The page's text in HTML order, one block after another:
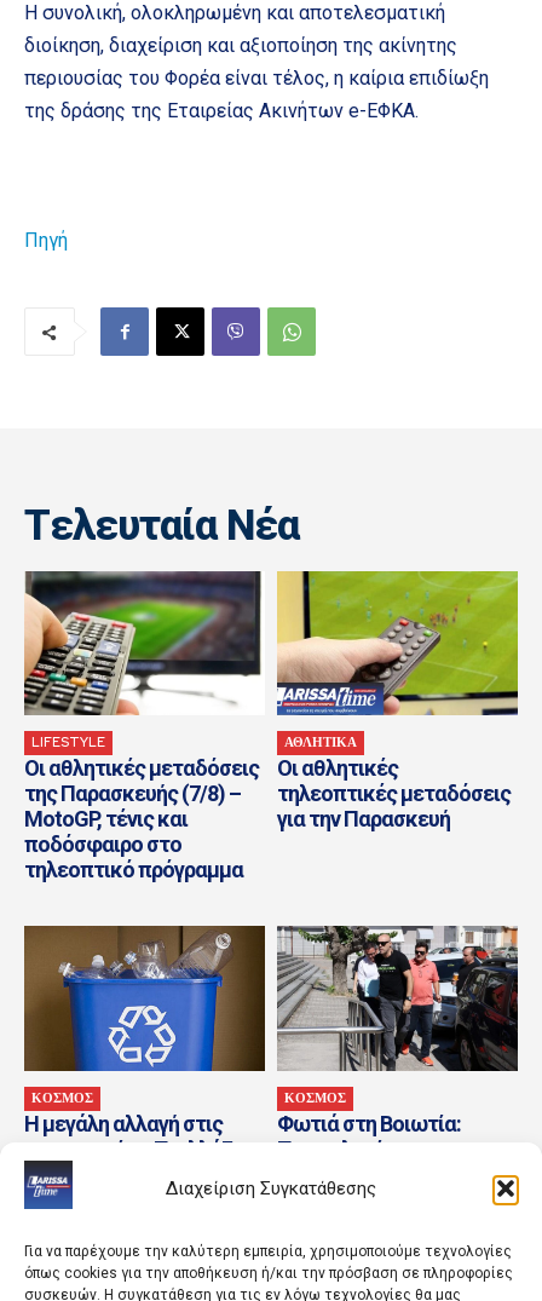
Διαχείριση Συγκατάθεσης
Για να παρέχουμε την καλύτερη εμπειρία, χρησιμοποιούμε τεχνολογίες
όπως cookies για την αποθήκευση ή/και την πρόσβαση σε πληροφορίες
συσκευών. Η συγκατάθεση για τις εν λόγω τεχνολογίες θα μας
Η συνολική, ολοκληρωμένη και αποτελεσματική
διοίκηση, διαχείριση και αξιοποίηση της ακίνητης
περιουσίας του Φορέα είναι τέλος, η καίρια επιδίωξη
της δράσης της Εταιρείας Ακινήτων e-ΕΦΚΑ.
Πηγή
Tελευταία Nέα
LIFESTYLE
Οι αθλητικές μεταδόσεις
της Παρασκευής (7/8) –
MotoGP, τένις και
ποδόσφαιρο στο
τηλεοπτικό πρόγραμμα
ΑΘΛΗΤΙΚΑ
Οι αθλητικές
τηλεοπτικές μεταδόσεις
για την Παρασκευή
ΚΟΣΜΟΣ
Η μεγάλη αλλαγή στις
συσκευασίες: Τι αλλάζει
στην ΕΕ από τις 12
Αυγούστου
ΚΟΣΜΟΣ
Φωτιά στη Βοιωτία:
Προφυλακίστηκαν ο
Δήμαρχος Στυλίδας και
άλλοι δύο